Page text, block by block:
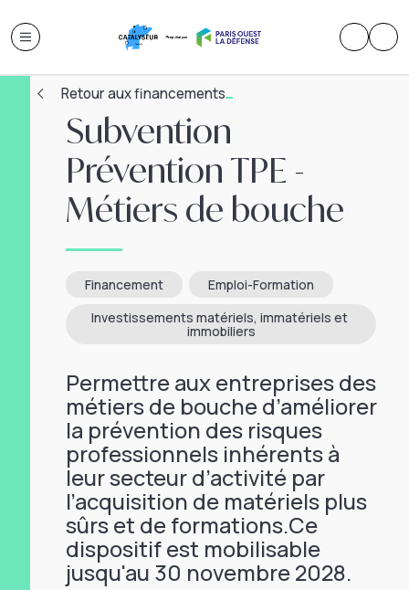
Retour aux financements
Subvention
Prévention TPE -
Métiers de bouche
Financement
Emploi-Formation
Investissements matériels, immatériels et
immobiliers
Permettre aux entreprises des
métiers de bouche d’améliorer
la prévention des risques
professionnels inhérents à
leur secteur d’activité par
l’acquisition de matériels plus
sûrs et de formations.Ce
dispositif est mobilisable
jusqu'au 30 novembre 2028.